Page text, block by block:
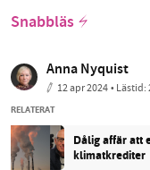
Snabbläs
Anna Nyquist
12 apr 2024• Lästid:
RELATERAT
Dålig affär att
klimatkrediter